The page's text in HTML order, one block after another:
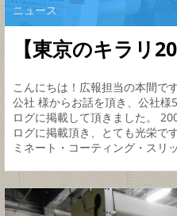
ニュース
【東京のキラリ
こんにちは！広報担当の本間で
公社 様からお話を頂き、公社様
ログに掲載して頂きました。
ログに掲載頂き、とても光栄で
ミネート・コーティング・スリ